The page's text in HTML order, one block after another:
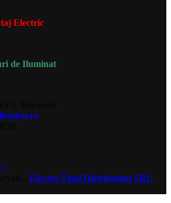
Electric
de Iluminat
2, Bucuresti
Electro Total Distribution SRL